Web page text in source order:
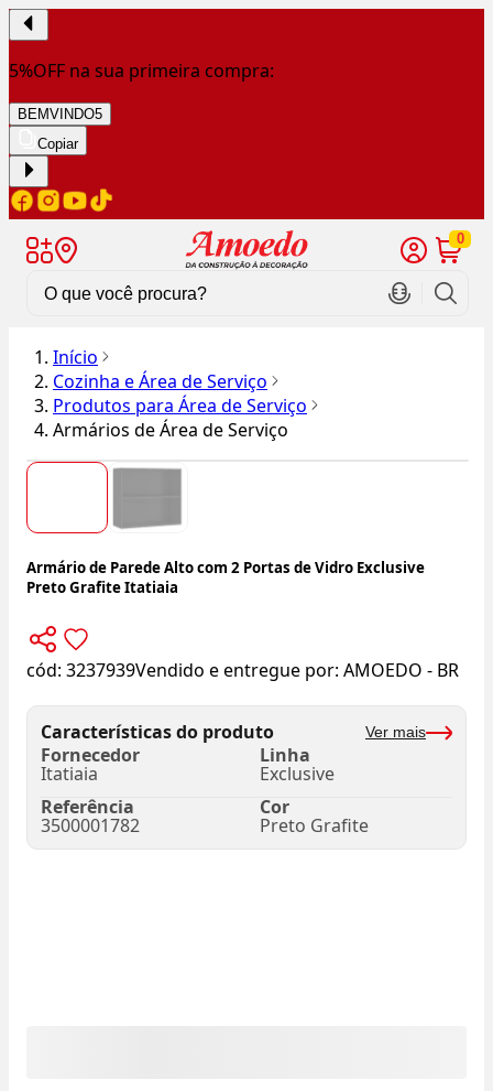
5%OFF na sua primeira compra:
BEMVINDO5
Copiar
0
Início
Cozinha e Área de Serviço
Produtos para Área de Serviço
Armários de Área de Serviço
Armário de Parede Alto com 2 Portas de Vidro Exclusive
Preto Grafite Itatiaia
cód: 3237939Vendido e entregue por: AMOEDO - BR
Características do produto Ver mais
Fornecedor
Itatiaia
Linha
Exclusive
Referência
3500001782
Cor
Preto Grafite